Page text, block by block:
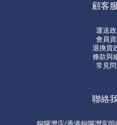
顧客
運送
會員
退換貨
條款與
常見
聯絡